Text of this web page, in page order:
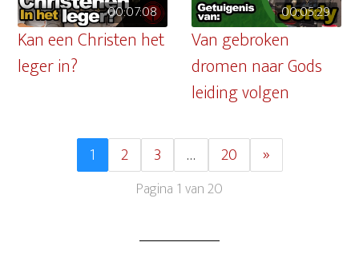
00:07:08
Kan een Christen het
leger in?
00:05:29
Van gebroken
dromen naar Gods
leiding volgen
1 2 3 … 20 »
Pagina 1 van 20